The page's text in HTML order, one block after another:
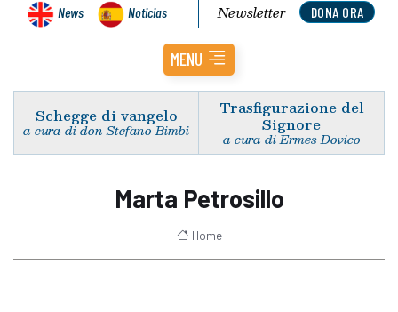
News Noticias DONA ORA
Newsletter
MENU
Schegge di vangelo
a cura di don Stefano Bimbi
Trasfigurazione del
Signore
a cura di Ermes Dovico
Marta Petrosillo
Home